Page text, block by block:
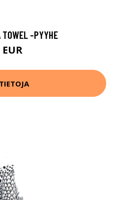
TOWEL -PYYHE
EUR